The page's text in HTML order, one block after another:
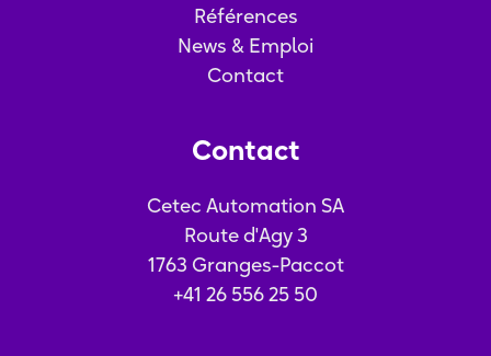
Références
News & Emploi
Contact
Contact
Cetec Automation SA
Route d'Agy 3
1763 Granges-Paccot
+41 26 556 25 50